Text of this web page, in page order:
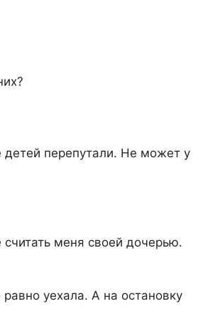
перепутали. Не может у
меня своей дочерью.
уехала. А на остановку